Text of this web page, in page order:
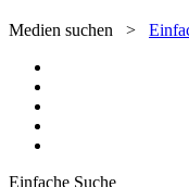
Medien suchen >
Einfache Suche